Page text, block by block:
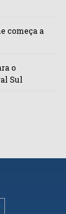
começa a
o
Sul